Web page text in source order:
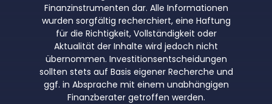
Finanzinstrumenten dar. Alle Informationen
wurden sorgfältig recherchiert, eine Haftung
für die Richtigkeit, Vollständigkeit oder
Aktualität der Inhalte wird jedoch nicht
übernommen. Investitionsentscheidungen
sollten stets auf Basis eigener Recherche und
ggf. in Absprache mit einem unabhängigen
Finanzberater getroffen werden.